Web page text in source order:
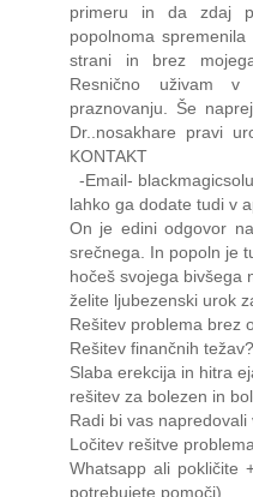
primeru in da zdaj
popolnoma
strani in brez
Resnično uživam v
praznovanju. Še
Dr..nosakhare pravi
KONTAKT
-Email-
lahko ga dodate tudi v
On je edini odgovor
srečnega. In popoln je
hočeš svojega bivšega
želite ljubezenski urok
Rešitev problema brez
Rešitev finančnih težav?
Slaba erekcija in hitra
rešitev za bolezen in
Radi bi vas napredovali
Ločitev rešitve
Whatsapp ali pokličite
potrebujete pomoči)